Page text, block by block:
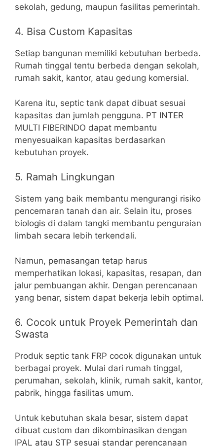
sekolah, gedung, maupun fasilitas pemerintah.
4. Bisa Custom Kapasitas
Setiap bangunan memiliki kebutuhan berbeda.
Rumah tinggal tentu berbeda dengan sekolah,
rumah sakit, kantor, atau gedung komersial.
Karena itu, septic tank dapat dibuat sesuai
kapasitas dan jumlah pengguna. PT INTER
MULTI FIBERINDO dapat membantu
menyesuaikan kapasitas berdasarkan
kebutuhan proyek.
5. Ramah Lingkungan
Sistem yang baik membantu mengurangi risiko
pencemaran tanah dan air. Selain itu, proses
biologis di dalam tangki membantu penguraian
limbah secara lebih terkendali.
Namun, pemasangan tetap harus
memperhatikan lokasi, kapasitas, resapan, dan
jalur pembuangan akhir. Dengan perencanaan
yang benar, sistem dapat bekerja lebih optimal.
6. Cocok untuk Proyek Pemerintah dan
Swasta
Produk septic tank FRP cocok digunakan untuk
berbagai proyek. Mulai dari rumah tinggal,
perumahan, sekolah, klinik, rumah sakit, kantor,
pabrik, hingga fasilitas umum.
Untuk kebutuhan skala besar, sistem dapat
dibuat custom dan dikombinasikan dengan
IPAL atau STP sesuai standar perencanaan